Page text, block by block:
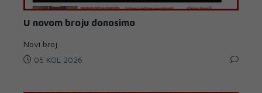
U novom broju donosimo
Novi broj
05 KOL 2026